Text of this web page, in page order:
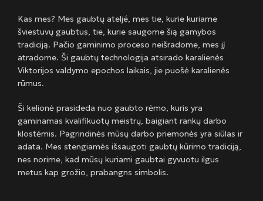
Kas mes? Mes gaubtų ateljé, mes tie, kurie kuriame
šviestuvų gaubtus, tie, kurie saugome šią gamybos
tradiciją. Pačio gaminimo proceso neišradome, mes jį
atradome. Ši gaubtų technologija atsirado karalienės
Viktorijos valdymo epochos laikais, jie puošė karalienės
rūmus.
Ši kelionė prasideda nuo gaubto rėmo, kuris yra
gaminamas kvalifikuotų meistrų, baigiant rankų darbo
klostėmis. Pagrindinės mūsų darbo priemonės yra siūlas ir
adata. Mes stengiamės išsaugoti gaubtų kūrimo tradiciją,
nes norime, kad mūsų kuriami gaubtai gyvuotu ilgus
metus kap grožio, prabangns simbolis.